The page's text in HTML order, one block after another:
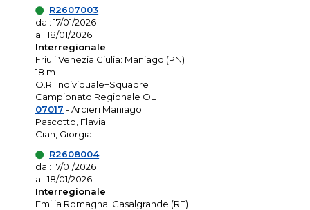
R2607003
dal: 17/01/2026
al: 18/01/2026
Interregionale
Friuli Venezia Giulia: Maniago (PN)
18 m
O.R. Individuale+Squadre
Campionato Regionale OL
07017 - Arcieri Maniago
Pascotto, Flavia
Cian, Giorgia
R2608004
dal: 17/01/2026
al: 18/01/2026
Interregionale
Emilia Romagna: Casalgrande (RE)